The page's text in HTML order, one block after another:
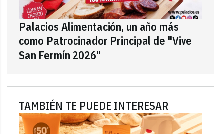
Palacios Alimentación, un año más
como Patrocinador Principal de "Vive
San Fermín 2026"
TAMBIÉN TE PUEDE INTERESAR